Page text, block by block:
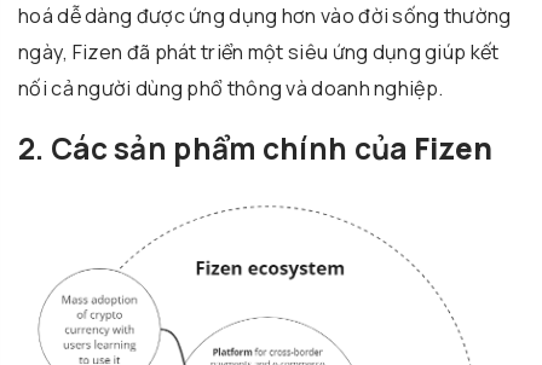
hoá dễ dàng được ứng dụng hơn vào đời sống thường
ngày, Fizen đã phát triển một siêu ứng dụng giúp kết
nối cả người dùng phổ thông và doanh nghiệp.
2. Các sản phẩm chính của Fizen